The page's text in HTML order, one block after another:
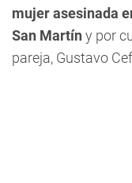
mujer asesinada
San Martín y por
pareja, Gustavo